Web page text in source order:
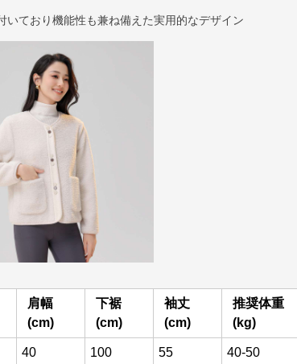
いており機能性も兼ね備えた実用的なデザイン
肩幅
(cm)
下裾
(cm)
袖丈
(cm)
推奨体重
(kg)
40 100 55 40-50